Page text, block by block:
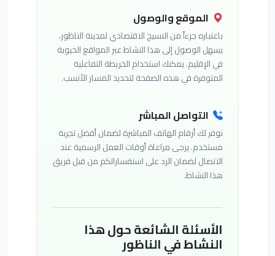
الموقع والوصول
باعتباره جزءاً من النسيج الاقتصادي لمدينة الناظور،
يسهل الوصول إلى هذا النشاط عبر المواقع الحيوية
في الإقليم. يمكنك استخدام الخريطة التفاعلية
المتوفرة في هذه الصفحة لتحديد المسار الأنسب.
التواصل المباشر
نوفر لك أرقام الهاتف المباشرة لضمان أفضل تجربة
مستخدم. يرجى مراعاة أوقات العمل الرسمية عند
الاتصال لضمان الرد على استفساراتكم من قبل فريق
هذا النشاط.
الأسئلة الشائعة حول هذا
النشاط في الناظور